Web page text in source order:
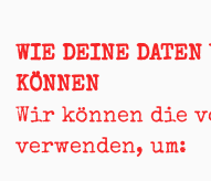
WIE DEINE DATEN
KÖNNEN
Wir können die
verwenden, um: